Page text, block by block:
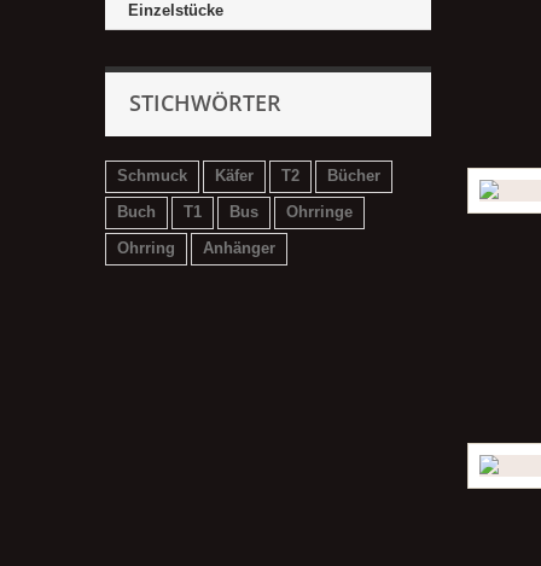
Einzelstücke
STICHWÖRTER
Schmuck Käfer T2
Bücher
Buch
T1 Bus
Ohrringe
Ohrring
Anhänger